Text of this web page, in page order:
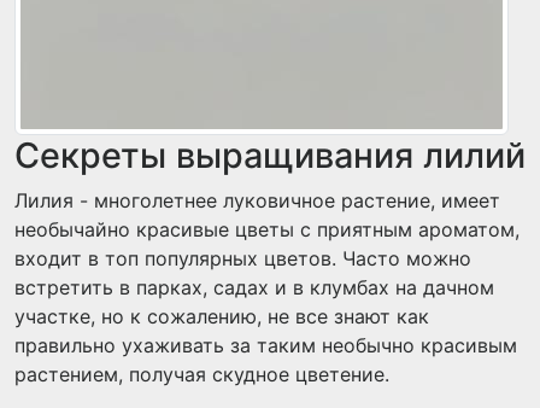
Секреты выращивания лилий
Лилия - многолетнее луковичное растение, имеет
необычайно красивые цветы с приятным ароматом,
входит в топ популярных цветов. Часто можно
встретить в парках, садах и в клумбах на дачном
участке, но к сожалению, не все знают как
правильно ухаживать за таким необычно красивым
растением, получая скудное цветение.